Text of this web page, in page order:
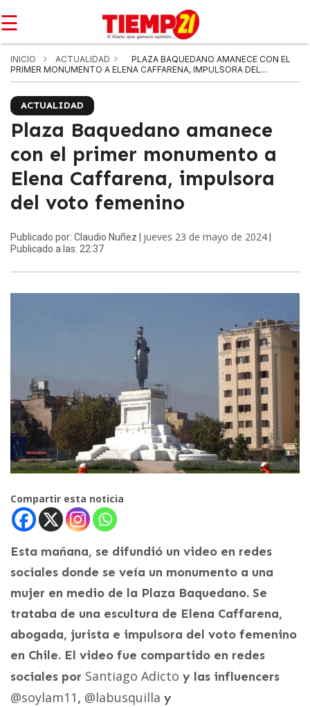
☰
INICIO ACTUALIDAD
PLAZA BAQUEDANO AMANECE CON EL
PRIMER MONUMENTO A ELENA CAFFARENA, IMPULSORA DEL...
ACTUALIDAD
Plaza Baquedano amanece
con el primer monumento a
Elena Caffarena, impulsora
del voto femenino
Publicado por: Claudio Nuñez | jueves 23 de mayo de 2024
Publicado a las: 22:37
Compartir esta noticia
Esta mañana, se difundió un video en redes
sociales donde se veía un monumento a una
mujer en medio de la Plaza Baquedano. Se
trataba de una escultura de Elena Caffarena,
abogada, jurista e impulsora del voto femenino
en Chile. El video fue compartido en redes
sociales por Santiago Adicto y las influencers
@soylam11, @labusquilla y